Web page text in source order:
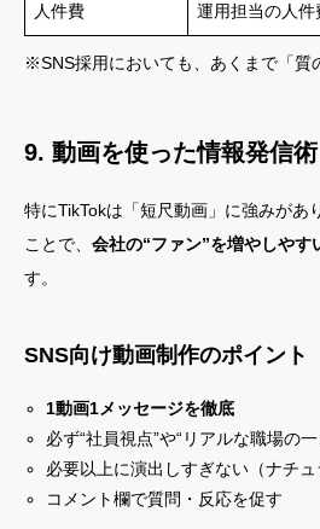
人件費 運用担当の人件
※SNS採用においても、あくまで「質
9. 動画を使った情報発信術
特にTikTokは「短尺動画」に強みがあ
ことで、 会社の“ファン”を増やしやす
す。
SNS向け動画制作のポイント
1動画1メッセージを徹底
必ず“社員視点”や“リアルな職場の
必要以上に演出しすぎない（ナチュ
コメント欄で質問・反応を促す